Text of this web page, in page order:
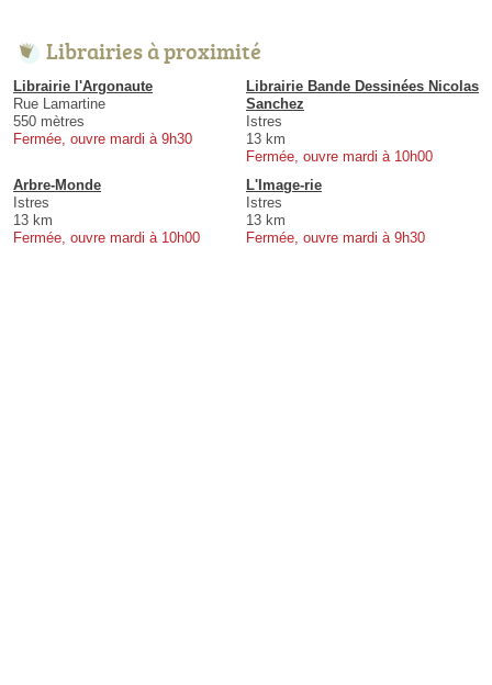
Librairies à proximité
Librairie l'Argonaute
Rue Lamartine
550 mètres
Fermée, ouvre mardi à 9h30
Librairie Bande Dessinées Nicolas
Sanchez
Istres
13 km
Fermée, ouvre mardi à 10h00
Arbre-Monde
Istres
13 km
Fermée, ouvre mardi à 10h00
L'Image-rie
Istres
13 km
Fermée, ouvre mardi à 9h30